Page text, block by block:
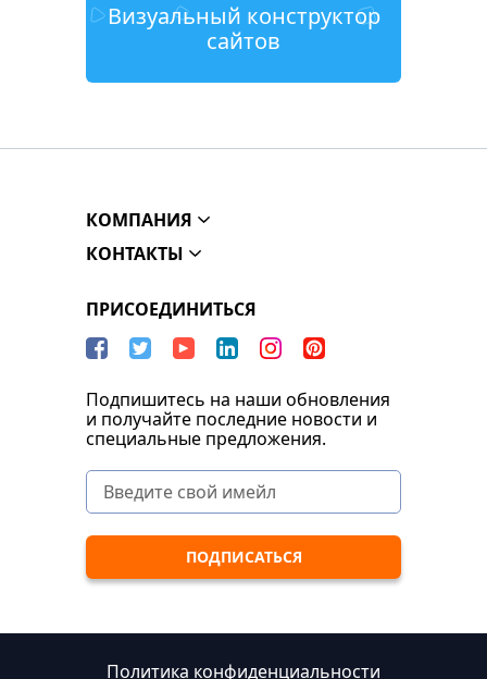
Визуальный конструктор
сайтов
КОМПАНИЯ
КОНТАКТЫ
ПРИСОЕДИНИТЬСЯ
Подпишитесь на наши обновления
и получайте последние новости и
специальные предложения.
Политика конфиденциальности